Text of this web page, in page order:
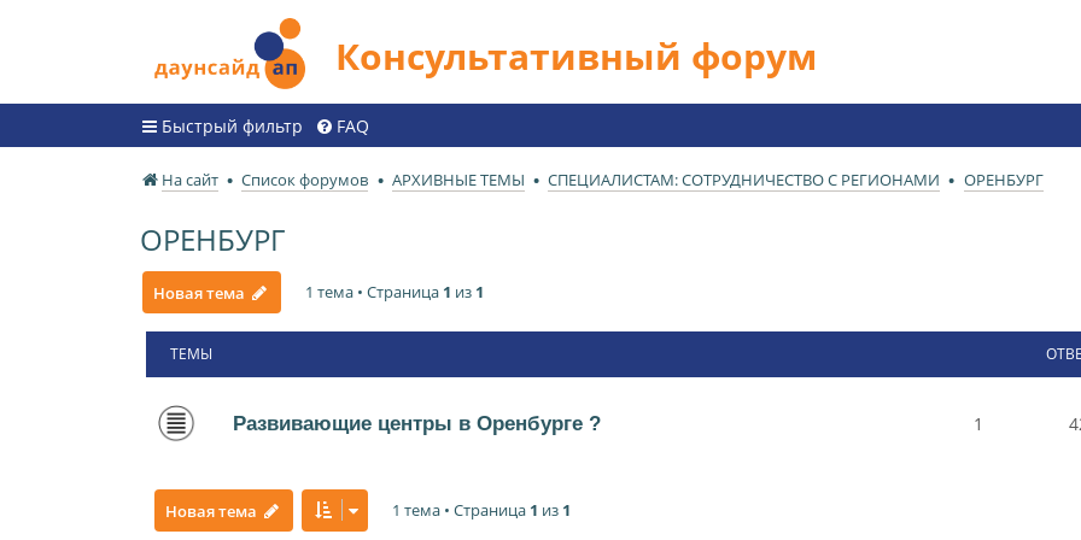
Консультативный форум
Быстрый фильтр FAQ
На сайт Список форумов АРХИВНЫЕ ТЕМЫ СПЕЦИАЛИСТАМ: СОТРУДНИЧЕСТВО С РЕГИОНАМИ ОРЕНБУРГ
ОРЕНБУРГ
Новая тема 1 тема • Страница 1 из 1
ТЕМЫ
Развивающие центры в Оренбурге ? 1
Новая тема 1 тема • Страница 1 из 1